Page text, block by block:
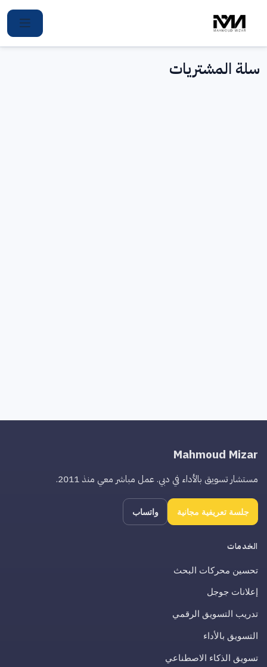
سلة المشتريات
Mahmoud Mizar
مستشار تسويق بالأداء في دبي. عمل مباشر معي منذ 2011.
جلسة تعريفية مجانية واتساب
الخدمات
تحسين محركات البحث
إعلانات جوجل
تدريب التسويق الرقمي
التسويق بالأداء
تسويق الذكاء الاصطناعي